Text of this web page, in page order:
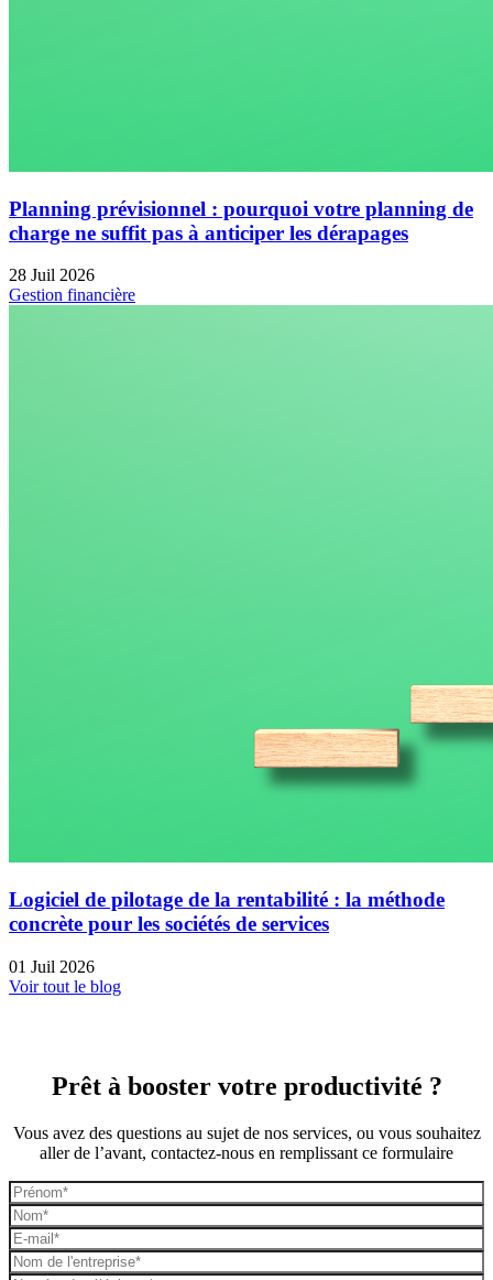
Planning prévisionnel : pourquoi votre planning de
charge ne suffit pas à anticiper les dérapages
28 Juil 2026
Gestion financière
Logiciel de pilotage de la rentabilité : la méthode
concrète pour les sociétés de services
01 Juil 2026
Voir tout le blog
Prêt à booster votre productivité ?
Vous avez des questions au sujet de nos services, ou vous souhaitez
aller de l’avant, contactez-nous en remplissant ce formulaire